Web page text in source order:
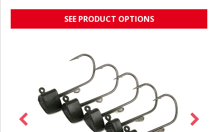
SEE PRODUCT OPTIONS